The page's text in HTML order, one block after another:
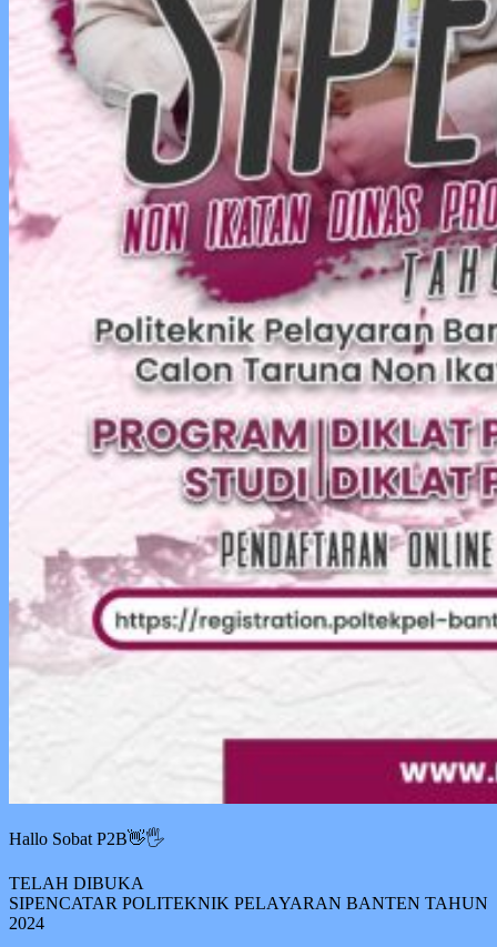
Hallo Sobat P2B👋🖐
TELAH DIBUKA
SIPENCATAR POLITEKNIK PELAYARAN BANTEN TAHUN
2024